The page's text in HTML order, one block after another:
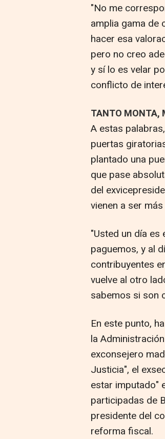
"No me
amplia gama de
hacer esa
pero no creo
y sí lo es velar
conflicto de
TANTO MONTA,
A estas
puertas
plantado una
que pase
del
vienen a ser
"Usted un día
paguemos, y al
contribuyentes
vuelve al otro
sabemos si son
En este punto,
la
exconsejero
Justicia", el
estar imputado"
participadas de
presidente del
reforma fiscal.